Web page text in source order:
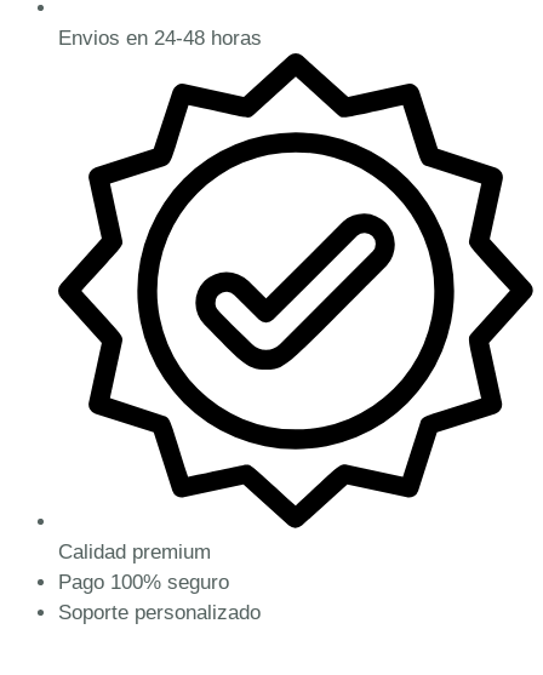
Envios en 24-48 horas
Calidad premium
Pago 100% seguro
Soporte personalizado